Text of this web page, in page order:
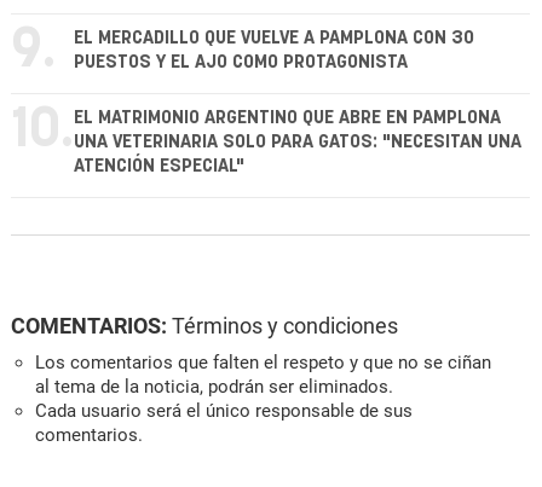
9.
EL MERCADILLO QUE VUELVE A PAMPLONA CON 30
PUESTOS Y EL AJO COMO PROTAGONISTA
10. EL MATRIMONIO ARGENTINO QUE ABRE EN PAMPLONA
UNA VETERINARIA SOLO PARA GATOS: "NECESITAN UNA
ATENCIÓN ESPECIAL"
COMENTARIOS: Términos y condiciones
Los comentarios que falten el respeto y que no se ciñan
al tema de la noticia, podrán ser eliminados.
Cada usuario será el único responsable de sus
comentarios.